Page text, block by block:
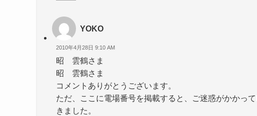
YOKO
2010年4月28日 9:10 AM
昭 雲鶴さま
昭 雲鶴さま
コメントありがとうございます。
ただ、ここに電場番号を掲載すると、ご迷惑がかかっ
きました。